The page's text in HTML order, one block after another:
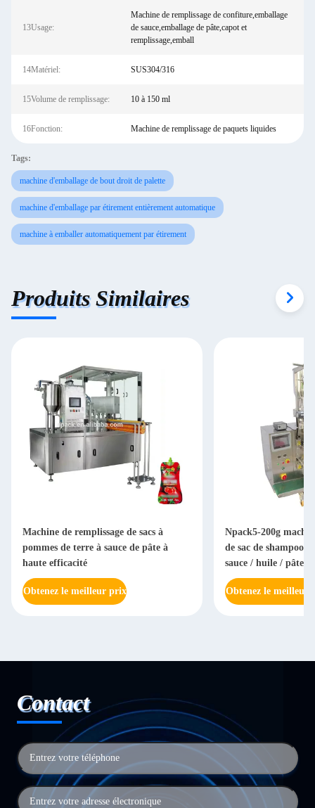
13Usage:
Machine de remplissage de confiture,emballage
de sauce,emballage de pâte,capot et
remplissage,emball
14Matériel: SUS304/316
15Volume de remplissage: 10 à 150 ml
16Fonction: Machine de remplissage de paquets liquides
Tags:
machine d'emballage de bout droit de palette
machine d'emballage par étirement entièrement automatique
machine à emballer automatiquement par étirement
Produits Similaires
Machine de remplissage de sacs à
pommes de terre à sauce de pâte à
haute efficacité
Obtenez le meilleur prix
Npack5-200g
de sac de
sauce / huile / pâte
automatique
Obtenez le meilleur
Contact